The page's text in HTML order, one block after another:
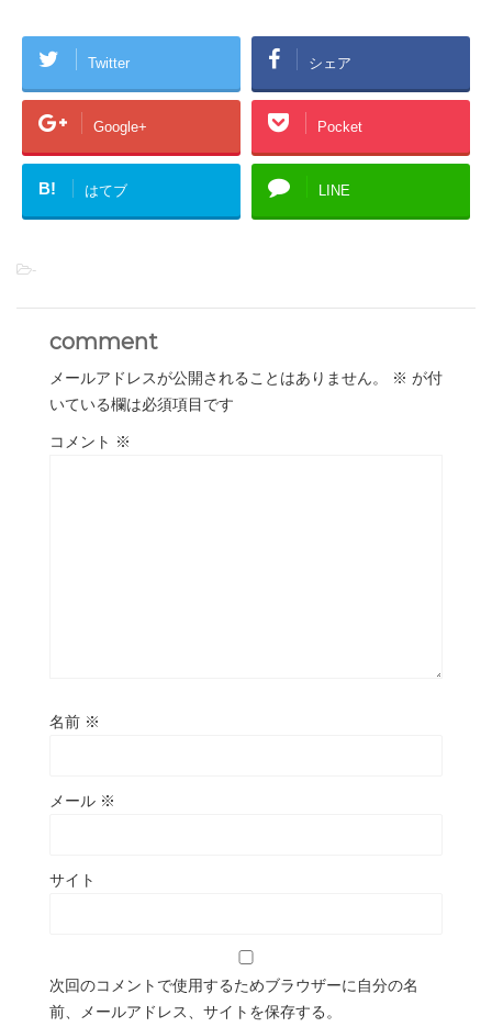
Twitter シェア
Google+ Pocket
B! はてブ LINE
-
comment
メールアドレスが公開されることはありません。 ※ が付
いている欄は必須項目です
コメント ※
名前 ※
メール ※
サイト
次回のコメントで使用するためブラウザーに自分の名
前、メールアドレス、サイトを保存する。